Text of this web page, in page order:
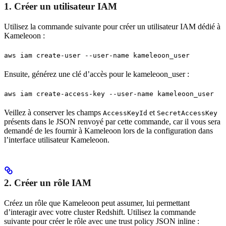
1. Créer un utilisateur IAM
Utilisez la commande suivante pour créer un utilisateur IAM dédié à
Kameleoon :
aws iam create-user --user-name kameleoon_user
Ensuite, générez une clé d’accès pour le kameleoon_user :
aws iam create-access-key --user-name kameleoon_user
Veillez à conserver les champs AccessKeyId et SecretAccessKey
présents dans le JSON renvoyé par cette commande, car il vous sera
demandé de les fournir à Kameleoon lors de la configuration dans
l’interface utilisateur Kameleoon.
2. Créer un rôle IAM
Créez un rôle que Kameleoon peut assumer, lui permettant
d’interagir avec votre cluster Redshift. Utilisez la commande
suivante pour créer le rôle avec une trust policy JSON inline :